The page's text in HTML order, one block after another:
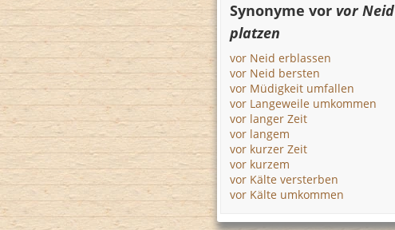
Synonyme vor vor Neid
platzen
vor Neid erblassen
vor Neid bersten
vor Müdigkeit umfallen
vor Langeweile umkommen
vor langer Zeit
vor langem
vor kurzer Zeit
vor kurzem
vor Kälte versterben
vor Kälte umkommen